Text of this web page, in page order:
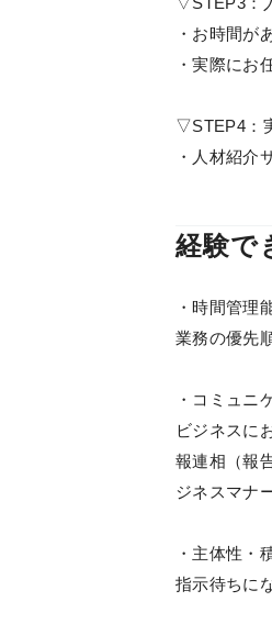
・お時間が
・実際にお
▽STEP4：
・人材紹介
経験で
・時間管理
業務の優先
・コミュニ
ビジネスに
報連相（報
ジネスマナ
・主体性・
指示待ちに